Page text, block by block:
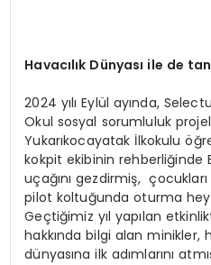
Havacılık Dünyası ile de
2024 yılı Eylül ayında,
Okul sosyal sorumluluk
Yukarıkocayatak İlkokulu
kokpit ekibinin rehberliğinde
uçağını gezdirmiş,
pilot koltuğunda oturma
Geçtiğimiz yıl yapılan
hakkında bilgi alan minikler,
dünyasına ilk adımlarını